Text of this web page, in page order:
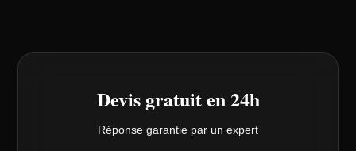
Devis gratuit en 24h
Réponse garantie par un expert